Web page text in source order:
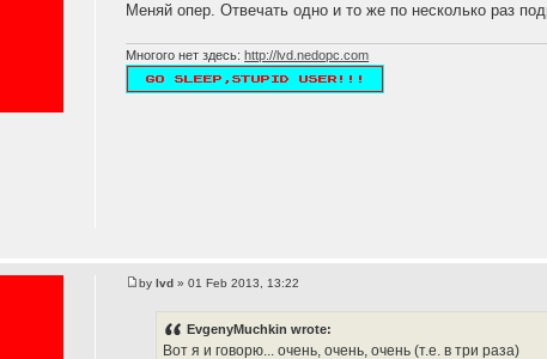
Меняй опер. Отвечать одно и то же по несколько раз
Многого нет здесь:http://lvd.nedopc.com
bylvd » 01 Feb 2013, 13:22
EvgenyMuchkin wrote:
Вот я и говорю... очень, очень, очень (т.е. в три раза)